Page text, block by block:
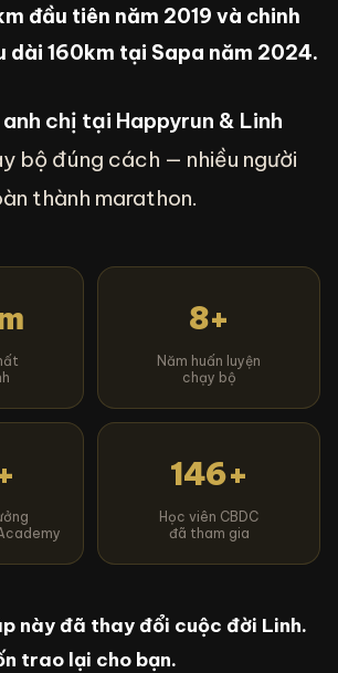
đầu tiên năm 2019 và chinh
dài 160km tại Sapa năm 2024.
chị tại Happyrun & Linh
bộ đúng cách — nhiều người
thành marathon.
8+
Năm huấn luyện
chạy bộ
146+
Học viên CBDC
đã tham gia
này đã thay đổi cuộc đời Linh.
trao lại cho bạn.